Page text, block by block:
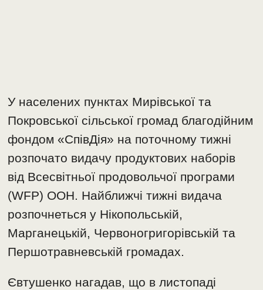
У населених пунктах Мирівської та
Покровської сільської громад благодійним
фондом «СпівДія» на поточному тижні
розпочато видачу продуктових наборів
від Всесвітньої продовольчої програми
(WFP) ООН. Найближчі тижні видача
розпочнеться у Нікопольській,
Марганецькій, Червоногригорівській та
Першотравневській громадах.
Євтушенко нагадав, що в листопаді